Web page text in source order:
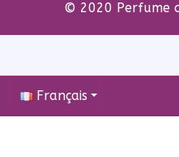
© 2020 Perfume
Français